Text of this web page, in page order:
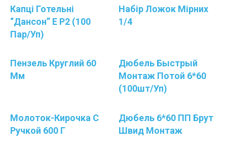
Капці Готельні
“Дансон” Е Р2 (100
Пар/уп)
Набір Ложок Мірних
1/4
Пензель Круглий 60
Мм
Дюбель Быстрый
Монтаж Потой 6*60
(100шт/уп)
Молоток-Кирочка С
Ручкой 600 Г
Дюбель 6*60 ПП Брут
Швид Монтаж